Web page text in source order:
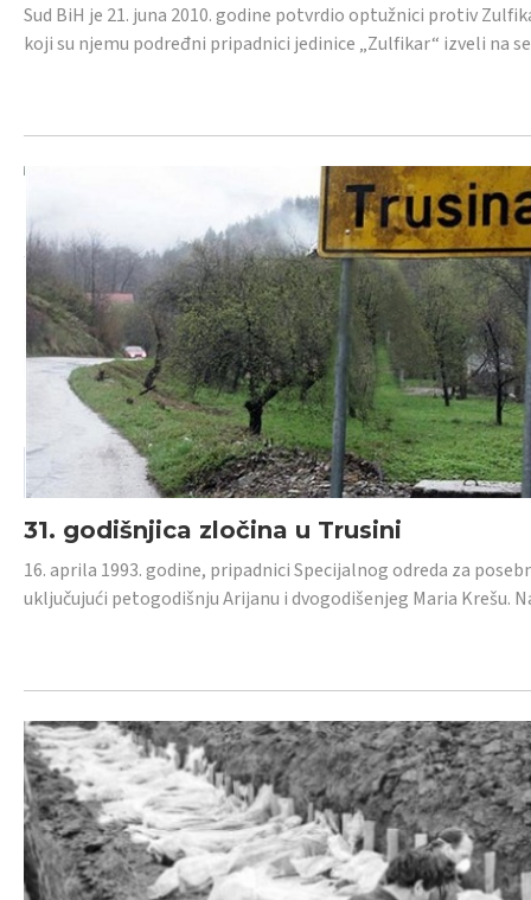
Sud BiH je 21. juna 2010. godine potvrdio optužnici protiv
koji su njemu podređni pripadnici jedinice „Zulfikar“ izveli na
31. godišnjica zločina u Trusini
16. aprila 1993. godine, pripadnici Specijalnog odreda za
uključujući petogodišnju Arijanu i dvogodišenjeg Maria Krešu.